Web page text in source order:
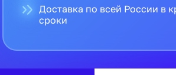
Доставка по всей России в
сроки